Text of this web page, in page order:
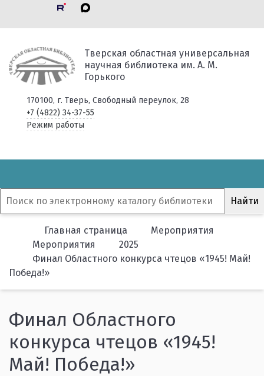
Тверская областная универсальная
научная библиотека им. А. М.
Горького
170100, г. Тверь, Свободный переулок, 28
+7 (4822) 34-37-55
Режим работы
Главная страница
Мероприятия
Мероприятия
2025
Финал Областного конкурса чтецов «1945! Май!
Победа!»
Финал Областного
конкурса чтецов «1945!
Май! Победа!»